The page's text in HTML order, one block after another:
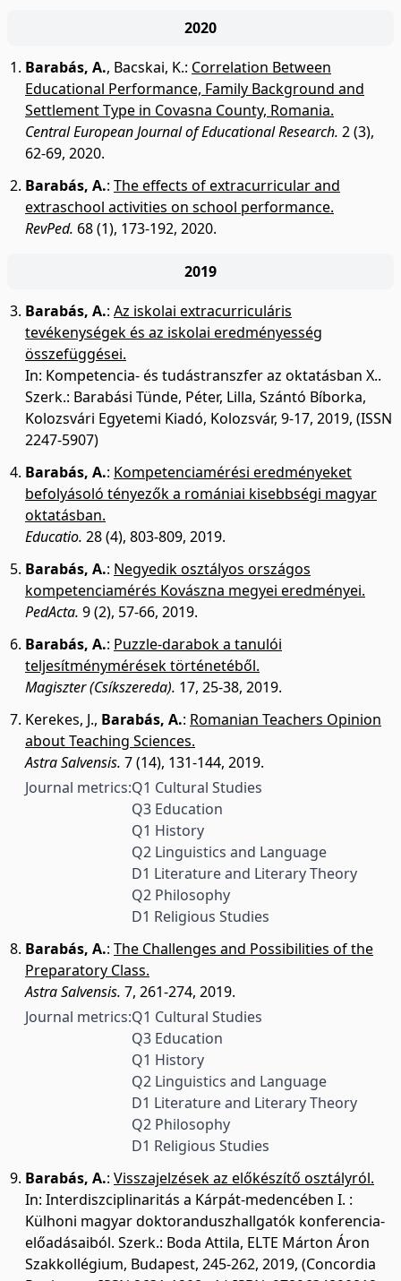
2020
Barabás, A., Bacskai, K.: Correlation Between
Educational Performance, Family Background and
Settlement Type in Covasna County, Romania.
Central European Journal of Educational Research. 2 (3),
62-69, 2020.
Barabás, A.: The effects of extracurricular and
extraschool activities on school performance.
RevPed. 68 (1), 173-192, 2020.
2019
Barabás, A.: Az iskolai extracurriculáris
tevékenységek és az iskolai eredményesség
összefüggései.
In: Kompetencia- és tudástranszfer az oktatásban X..
Szerk.: Barabási Tünde, Péter, Lilla, Szántó Bíborka,
Kolozsvári Egyetemi Kiadó, Kolozsvár, 9-17, 2019, (ISSN
2247-5907)
Barabás, A.: Kompetenciamérési eredményeket
befolyásoló tényezők a romániai kisebbségi magyar
oktatásban.
Educatio. 28 (4), 803-809, 2019.
Barabás, A.: Negyedik osztályos országos
kompetenciamérés Kovászna megyei eredményei.
PedActa. 9 (2), 57-66, 2019.
Barabás, A.: Puzzle-darabok a tanulói
teljesítménymérések történetéből.
Magiszter (Csíkszereda). 17, 25-38, 2019.
Kerekes, J., Barabás, A.: Romanian Teachers Opinion
about Teaching Sciences.
Astra Salvensis. 7 (14), 131-144, 2019.
Journal metrics:Q1 Cultural Studies
Q3 Education
Q1 History
Q2 Linguistics and Language
D1 Literature and Literary Theory
Q2 Philosophy
D1 Religious Studies
Barabás, A.: The Challenges and Possibilities of the
Preparatory Class.
Astra Salvensis. 7, 261-274, 2019.
Journal metrics:Q1 Cultural Studies
Q3 Education
Q1 History
Q2 Linguistics and Language
D1 Literature and Literary Theory
Q2 Philosophy
D1 Religious Studies
Barabás, A.: Visszajelzések az előkészítő osztályról.
In: Interdiszciplinaritás a Kárpát-medencében I. :
Külhoni magyar doktoranduszhallgatók konferencia-
előadásaiból. Szerk.: Boda Attila, ELTE Márton Áron
Szakkollégium, Budapest, 245-262, 2019, (Concordia